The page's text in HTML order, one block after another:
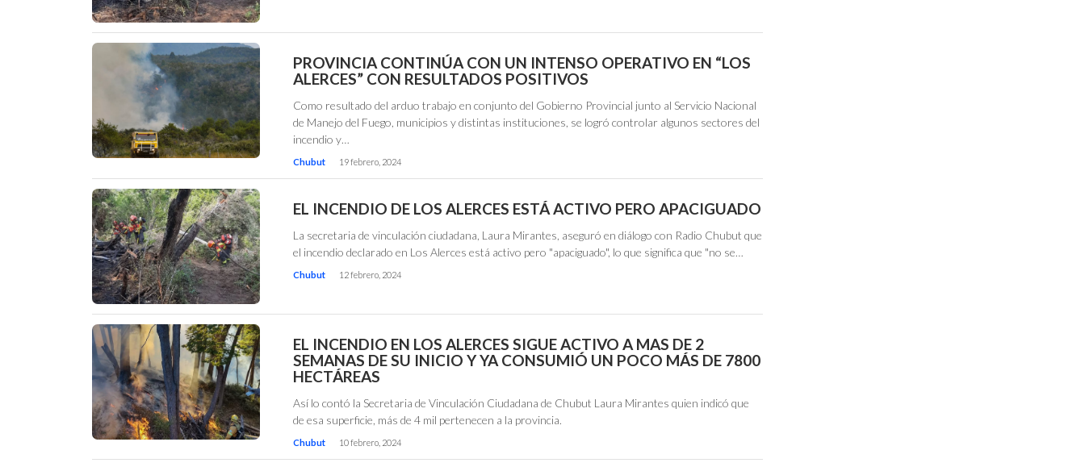
PROVINCIA CONTINÚA CON UN INTENSO OPERATIVO EN “LOS
ALERCES” CON RESULTADOS POSITIVOS
Como resultado del arduo trabajo en conjunto del Gobierno Provincial junto al Servicio Nacional
de Manejo del Fuego, municipios y distintas instituciones, se logró controlar algunos sectores del
incendio y…
Chubut 19 febrero, 2024
EL INCENDIO DE LOS ALERCES ESTÁ ACTIVO PERO APACIGUADO
La secretaria de vinculación ciudadana, Laura Mirantes, aseguró en diálogo con Radio Chubut que
el incendio declarado en Los Alerces está activo pero "apaciguado", lo que significa que "no se…
Chubut 12 febrero, 2024
EL INCENDIO EN LOS ALERCES SIGUE ACTIVO A MAS DE 2
SEMANAS DE SU INICIO Y YA CONSUMIÓ UN POCO MÁS DE 7800
HECTÁREAS
Así lo contó la Secretaria de Vinculación Ciudadana de Chubut Laura Mirantes quien indicó que
de esa superficie, más de 4 mil pertenecen a la provincia.
Chubut 10 febrero, 2024